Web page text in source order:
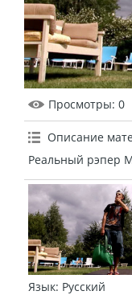
Просмотры: 0
Описание
Реальный рэпер
Язык: Русский